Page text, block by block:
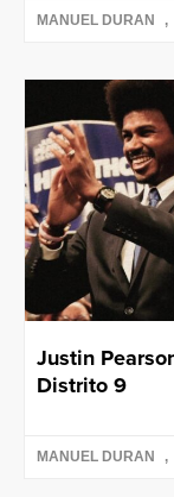
MANUEL DURAN
Justin
Distrito 9
MANUEL DURAN